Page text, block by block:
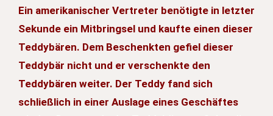
Ein amerikanischer Vertreter benötigte in letzter
Sekunde ein Mitbringsel und kaufte einen dieser
Teddybären. Dem Beschenkten gefiel dieser
Teddybär nicht und er verschenkte den
Teddybären weiter. Der Teddy fand sich
schließlich in einer Auslage eines Geschäftes